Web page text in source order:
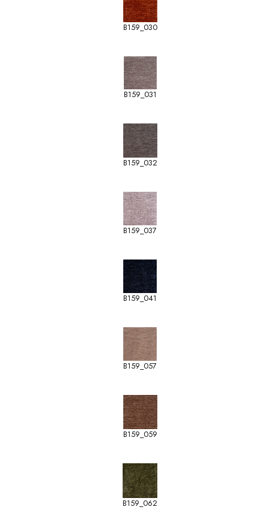
B159_030
B159_031
B159_032
B159_037
B159_041
B159_057
B159_059
B159_062